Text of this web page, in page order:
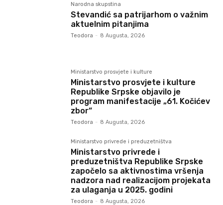
Narodna skupstina
Stevandić sa patrijarhom o važnim
aktuelnim pitanjima
Teodora - 8 Augusta, 2026
Ministarstvo prosvjete i kulture
Ministarstvo prosvjete i kulture
Republike Srpske objavilo je
program manifestacije „61. Kočićev
zbor“
Teodora - 8 Augusta, 2026
Ministarstvo privrede i preduzetništva
Ministarstvo privrede i
preduzetništva Republike Srpske
započelo sa aktivnostima vršenja
nadzora nad realizacijom projekata
za ulaganja u 2025. godini
Teodora - 8 Augusta, 2026